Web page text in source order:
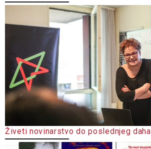
Živeti novinarstvo do poslednjeg daha